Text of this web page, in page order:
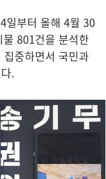
일부터 올해 4월 30
801건을 분석한
중하면서 국민과
.